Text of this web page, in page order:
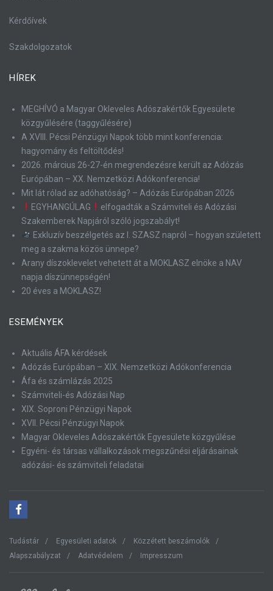
Kérdőívek
Szakdolgozatok
HÍREK
MEGHÍVÓ a Magyar Okleveles Adószakértők Egyesülete
közgyűlésére (taggyűlésére)
A XVIII. Pécsi Pénzügyi Napok több mint konferencia:
hagyomány és feltöltődés!
2026. március 26-27-én megrendezésre került az Adózás
Európában – XX. Nemzetközi Adókonferencia!
Mit lát rólad az adóhatóság? – Adózás Európában 2026
EGYHANGÚLAG
elfogadták a Számviteli és Adózási
Szakemberek Napjáról szóló jogszabályt!
Exkluzív beszélgetés az I. SZASZ napról – hogyan született
meg a szakma közös ünnepe?
Arany díszoklevelet vehetett át a MOKLASZ elnöke a NAV
napja díszünnepségén!
20 éves a MOKLASZ!
ESEMÉNYEK
Aktuális ÁFA kérdések
Adózás Európában – XIX. Nemzetközi Adókonferencia
Áfa és számlázás 2025
Számviteli-és Adózási Nap
XIX. Soproni Pénzügyi Napok
XVII. Pécsi Pénzügyi Napok
Magyar Okleveles Adószakértők Egyesülete közgyűlése
Egyéni- és társas vállalkozások megszűnési eljárásainak
adózási- és számviteli feladatai
Tudástár Egyesületi adatok
Közzétett beszámolók
Alapszabályzat
Adatvédelem Impresszum